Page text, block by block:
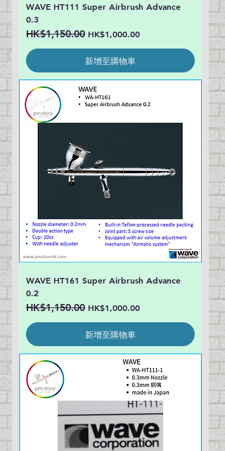
WAVE HT111 Super Airbrush Advance
0.3
一般價格
HK$1,150.00 促銷價格
HK$1,000.00
新增至購物車
WAVE HT161 Super Airbrush Advance
0.2
一般價格
HK$1,150.00 促銷價格
HK$1,000.00
新增至購物車